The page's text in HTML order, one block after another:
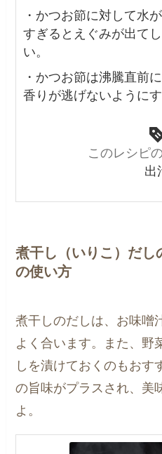
・かつお節に対して水
すぎるとえぐみが出て
い。
・ かつお節は沸騰直前
香りが逃げないように
このレシピ
出
煮干し（いりこ）だし
の使い方
煮干しのだしは、お味噌
よく合います。また、野
しを漬けておくのもおす
の旨味がプラスされ、美
よ。